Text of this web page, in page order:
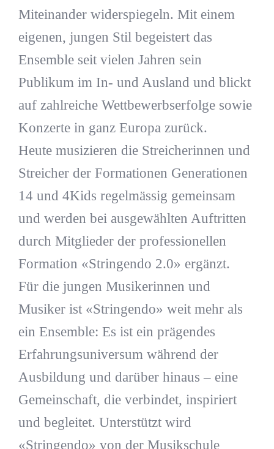
Miteinander widerspiegeln. Mit einem
eigenen, jungen Stil begeistert das
Ensemble seit vielen Jahren sein
Publikum im In- und Ausland und blickt
auf zahlreiche Wettbewerbserfolge sowie
Konzerte in ganz Europa zurück.
Heute musizieren die Streicherinnen und
Streicher der Formationen Generationen
14 und 4Kids regelmässig gemeinsam
und werden bei ausgewählten Auftritten
durch Mitglieder der professionellen
Formation «Stringendo 2.0» ergänzt.
Für die jungen Musikerinnen und
Musiker ist «Stringendo» weit mehr als
ein Ensemble: Es ist ein prägendes
Erfahrungsuniversum während der
Ausbildung und darüber hinaus – eine
Gemeinschaft, die verbindet, inspiriert
und begleitet. Unterstützt wird
«Stringendo» von der Musikschule